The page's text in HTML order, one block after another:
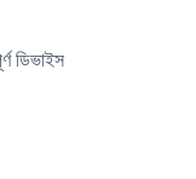
ডিভাইস